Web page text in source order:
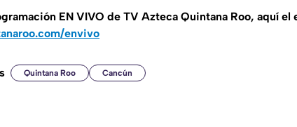
EN VIVO de TV Azteca Quintana Roo, aquí el
envivo
Quintana Roo Cancún